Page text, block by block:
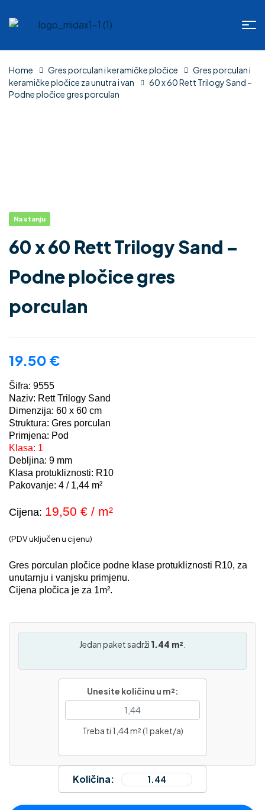
Home Gres porculan i keramičke pločice
Gres porculan i
keramičke pločice za unutra i van
60 x 60 Rett Trilogy Sand –
Podne pločice gres porculan
Na stanju
60 x 60 Rett Trilogy Sand –
Podne pločice gres
porculan
19.50 €
Šifra: 9555
Naziv: Rett Trilogy Sand
Dimenzija: 60 x 60 cm
Struktura: Gres porculan
Primjena: Pod
Klasa: 1
Debljina: 9 mm
Klasa protukliznosti: R10
Pakovanje: 4 / 1,44 m²
Cijena: 19,50 € / m²
(PDV uključen u cijenu)
Gres porculan pločice podne klase protukliznosti R10, za
unutarnju i vanjsku primjenu.
Cijena pločica je za 1m².
Jedan paket sadrži 1.44 m²
Unesite količinu u m²:
Treba ti 1,44 m² (1 paket/a)
Količina: